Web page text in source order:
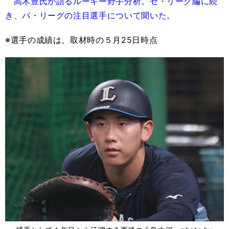
き、パ・リーグの注目選手について聞いた。
※選手の成績は、取材時の５月25日時点